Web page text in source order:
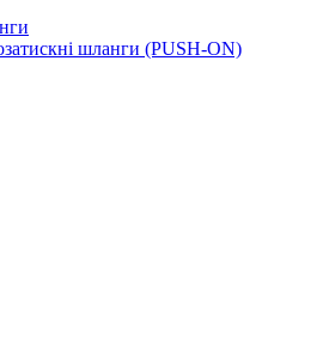
шланги (PUSH-ON)